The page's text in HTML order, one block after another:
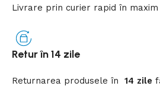
Livrare prin curier rapidîn maxim
Retur în 14 zile
Returnarea produseleîn 14 zile